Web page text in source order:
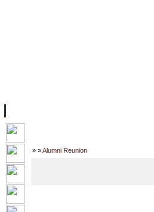
Home » »Alumni Reunion